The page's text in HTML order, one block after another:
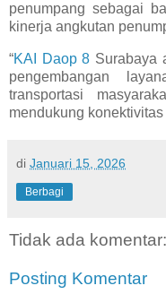
penumpang sebagai
kinerja angkutan
“KAI Daop 8 Surabaya
pengembangan
transportasi
mendukung
di Januari 15, 2026
Berbagi
Tidak ada komentar:
Posting Komentar